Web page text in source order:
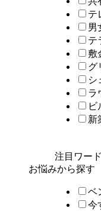
テ
男
テ
敷
グ
シ
ラ
ビ
新
注目ワード
お悩みから探す
ベ
今